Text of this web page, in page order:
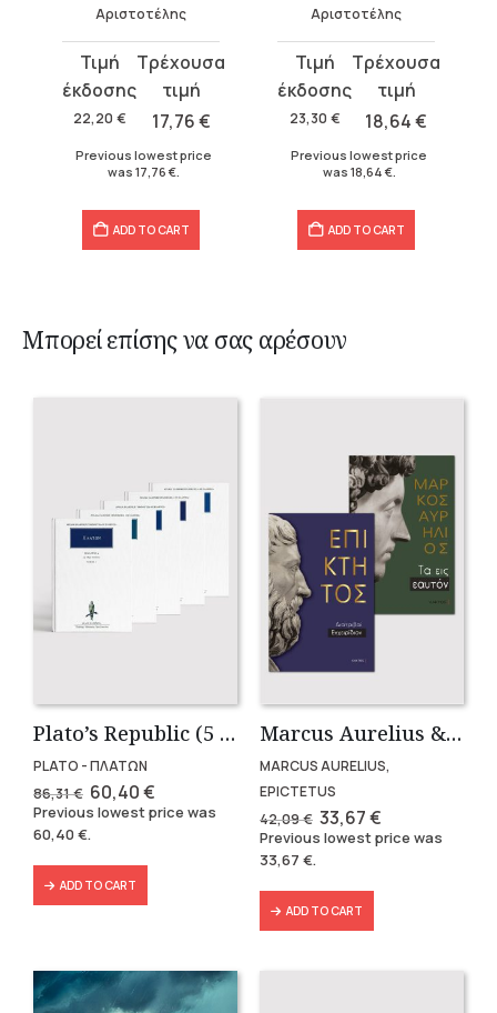
Αριστοτέλης
22,20 €
Original
price
was:
17,76€
Current
price
is:
Previous lowest price
was 17,76 €
ADD TO CART
Αριστοτέλης
23,30 €
Original
price
was:
18,64€
Current
price
is:
Previous lowest price
was 18,64 €.
ADD TO CART
Μπορεί επίσης να σας αρέσουν
Plato’s Republic (5 volumes)
PLATO - ΠΛΑΤΩΝ
86,31€ Original
price
was:
86,31 €.
60,40€Current
price
is:
Previous lowest price was
60,40€.
ADD TO CART
Marcus Aurelius & Epictetus (Compact works in Greek)
MARCUS AURELIUS,
EPICTETUS
42,09€ Original
price
was:
33,67€Current
price
is:
Previous lowest price was
33,67 €.
ADD TO CART